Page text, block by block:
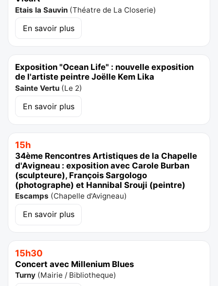
Etais la Sauvin (Théatre de La Closerie)
En savoir plus
Exposition "Ocean Life" : nouvelle exposition
de l'artiste peintre Joëlle Kem Lika
Sainte Vertu (Le 2)
En savoir plus
15h
34ème Rencontres Artistiques de la Chapelle
d'Avigneau : exposition avec Carole Burban
(sculpteure), François Sargologo
(photographe) et Hannibal Srouji (peintre)
Escamps (Chapelle d'Avigneau)
En savoir plus
15h30
Concert avec Millenium Blues
Turny (Mairie / Bibliotheque)